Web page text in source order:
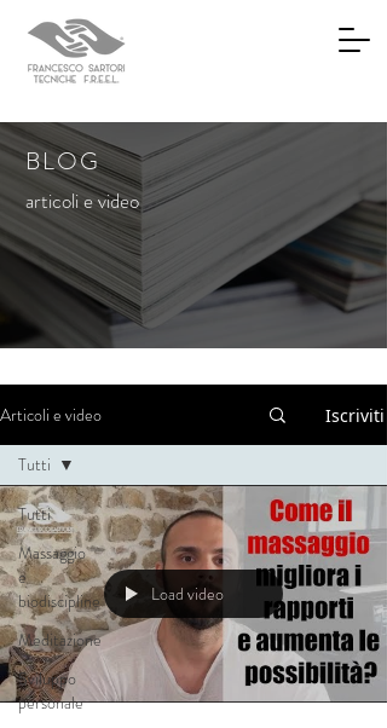
BLOG
articoli e video
Articoli e video Iscriviti
Tutti
Massaggio
e
biodiscipline
Meditazione
Sviluppo
personale
Tutti
Load video